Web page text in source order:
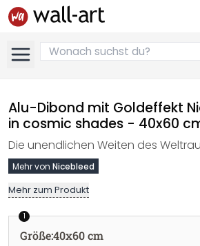
Alu-Dibond mit Goldeffekt
in cosmic shades - 40x60
Die unendlichen Weiten des
Mehr von Nicebleed
Mehr zum Produkt
1
Größe:40x60 cm